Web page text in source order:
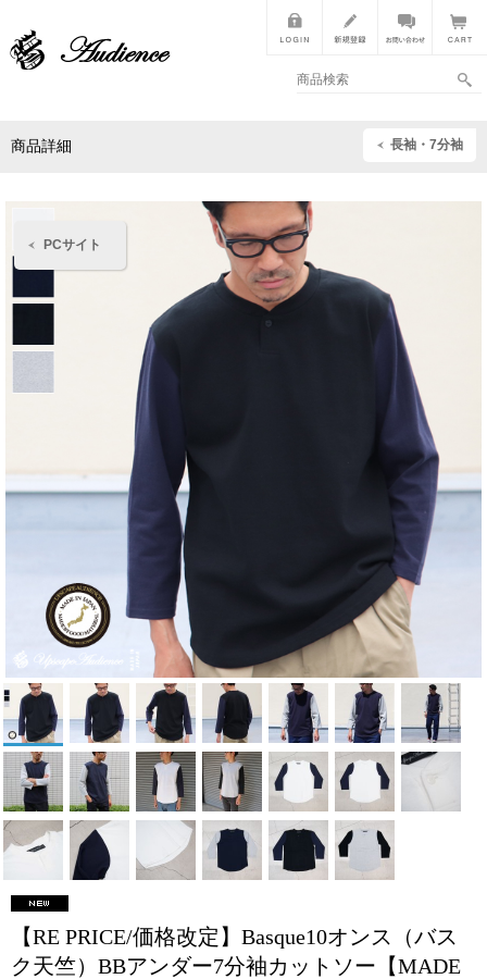
PCサイト
商品詳細 長袖・7分袖
【RE PRICE/価格改定】Basque10オンス（バス
ク天竺）BBアンダー7分袖カットソー【MADE